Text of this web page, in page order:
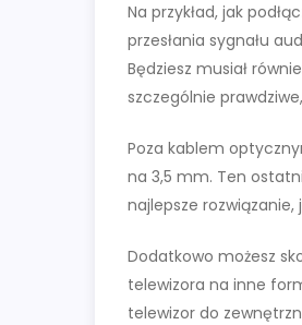
Na przykład, jak
przesłania sygnału
Będziesz musiał
szczególnie
Poza kablem
na 3,5 mm. Ten
najlepsze
Dodatkowo możesz
telewizora na inne
telewizor do